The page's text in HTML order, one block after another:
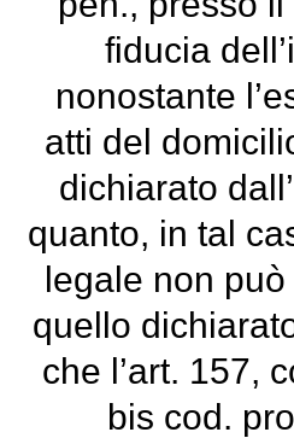
fiducia
nonostante
atti del
dichiarato
quanto, in tal
legale non
quello
che l’art. 157,
bis cod.